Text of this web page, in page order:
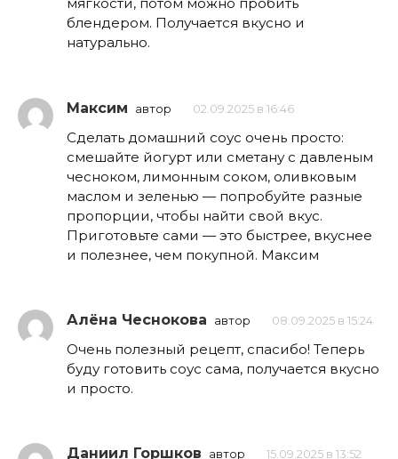
блендером. Получается вкусно и
натурально.
Максим автор 02.09.2025 в 16:46
Сделать домашний соус очень просто:
смешайте йогурт или сметану с давленым
чесноком, лимонным соком, оливковым
маслом и зеленью — попробуйте разные
пропорции, чтобы найти свой вкус.
Приготовьте сами — это быстрее, вкуснее
и полезнее, чем покупной. Максим
Алёна Чеснокова автор 08.09.2025 в 15:24
Очень полезный рецепт, спасибо! Теперь
буду готовить соус сама, получается вкусно
и просто.
Даниил Горшков автор 15.09.2025 в 13:52